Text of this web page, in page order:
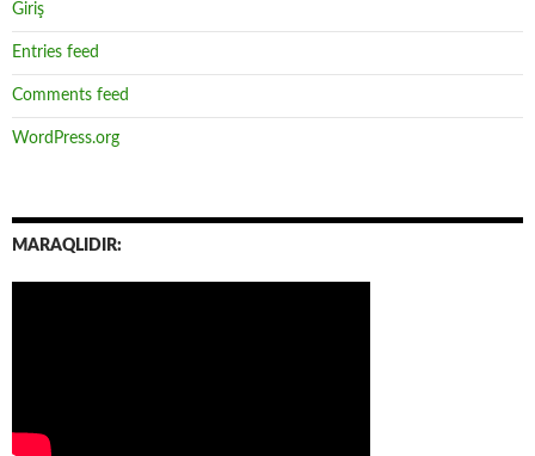
Giriş
Entries feed
Comments feed
WordPress.org
MARAQLIDIR: